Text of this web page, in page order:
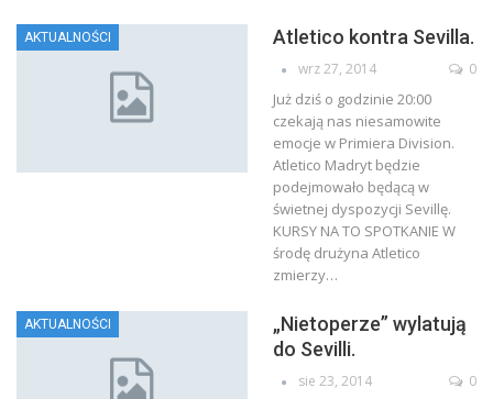
AKTUALNOŚCI Atletico kontra Sevilla.
wrz 27, 2014 0
Już dziś o godzinie 20:00
czekają nas niesamowite
emocje w Primiera Division.
Atletico Madryt będzie
podejmowało będącą w
świetnej dyspozycji Sevillę.
KURSY NA TO SPOTKANIE W
środę drużyna Atletico
zmierzy…
AKTUALNOŚCI
„Nietoperze” wylatują
do Sevilli.
sie 23, 2014 0